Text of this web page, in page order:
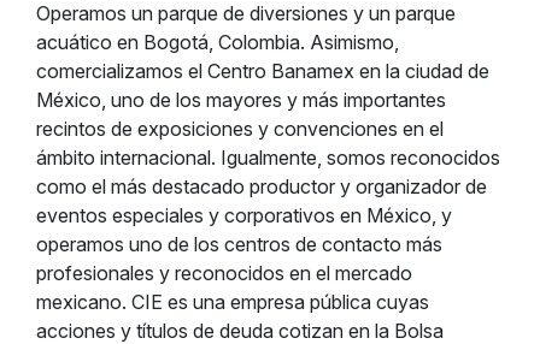
Operamos un parque de diversiones y un parque
acuático en Bogotá, Colombia. Asimismo,
comercializamos el Centro Banamex en la ciudad de
México, uno de los mayores y más importantes
recintos de exposiciones y convenciones en el
ámbito internacional. Igualmente, somos reconocidos
como el más destacado productor y organizador de
eventos especiales y corporativos en México, y
operamos uno de los centros de contacto más
profesionales y reconocidos en el mercado
mexicano. CIE es una empresa pública cuyas
acciones y títulos de deuda cotizan en la Bolsa